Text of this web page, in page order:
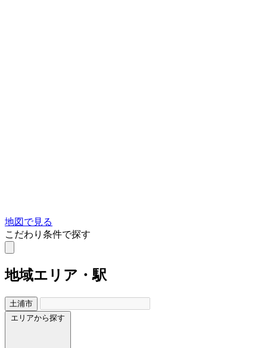
地図で見る
こだわり条件で探す
地域エリア・駅
土浦市
エリアから探す